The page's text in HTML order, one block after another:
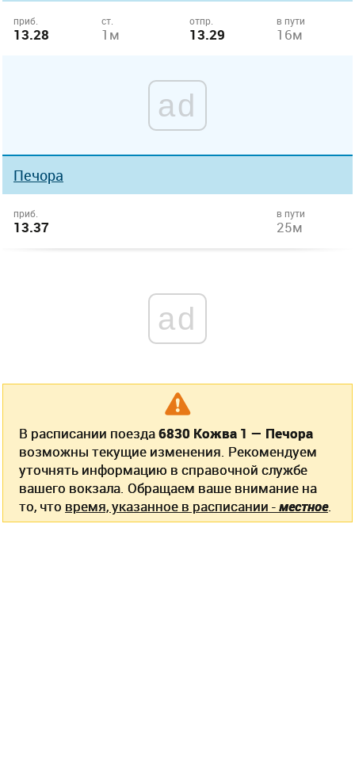
приб.
13.28
ст.
1м
отпр.
13.29
в пути
16м
ad
Печора
приб.
13.37
в пути
25м
ad
В расписании поезда6830 Кожва 1 — Печора
возможны текущие изменения. Рекомендуем
уточнять информацию в справочной службе
вашего вокзала. Обращаем ваше внимание на
то, что время, указанное в расписании -местное.